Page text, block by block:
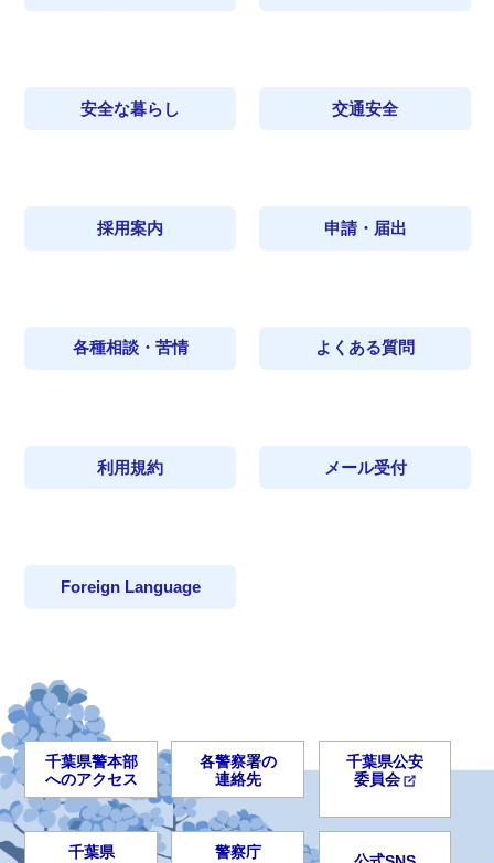
安全な暮らし 交通安全
採用案内 申請・届出
各種相談・苦情 よくある質問
利用規約 メール受付
Foreign Language
千葉県警本部
へのアクセス
各警察署の
連絡先
千葉県公安
委員会
千葉県
警察庁